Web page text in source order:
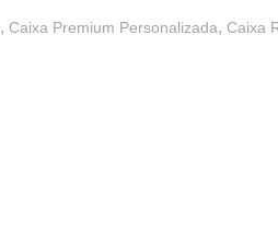
, Caixa Premium Personalizada, Caixa